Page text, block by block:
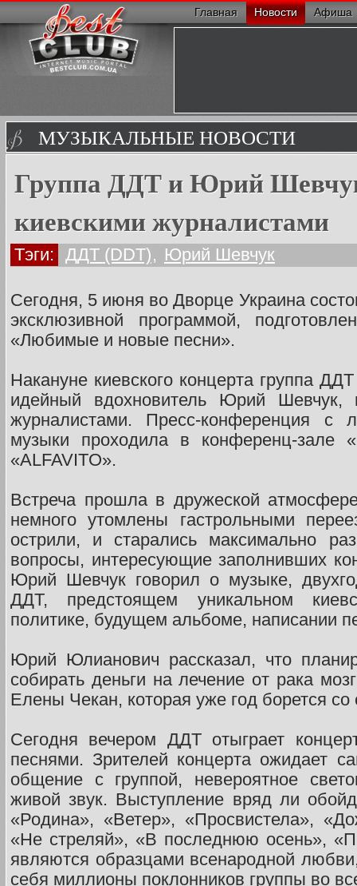
Главная Новости Афиша
МУЗЫКАЛЬНЫЕ НОВОСТИ
Группа ДДТ и Юрий
киевскими журналистами
Тэги: ДДТ (DDT), Юрий Шевчук
Сегодня, 5 июня во Дворце Украина
эксклюзивной программой,
«Любимые и новые песни».
Накануне киевского концерта группа
идейный вдохновитель Юрий Шевчук,
журналистами. Пресс-конференция с
музыки проходила в конференц-зале
«ALFAVITO».
Встреча прошла в дружеской
немного утомлены гастрольными
острили, и старались максимально
вопросы, интересующие заполнивших
Юрий Шевчук говорил о музыке,
ДДТ, предстоящем уникальном
политике, будущем альбоме, написании
Юрий Юлианович рассказал, что
собирать деньги на лечение от рака
Елены Чекан, которая уже год борется
Сегодня вечером ДДТ отыграет
песнями. Зрителей концерта ожидает
общение с группой, невероятное
живой звук. Выступление вряд ли
«Родина», «Ветер», «Просвистела»,
«Не стреляй», «В последнюю осень»,
являются образцами всенародной
себя миллионы поклонников группы во